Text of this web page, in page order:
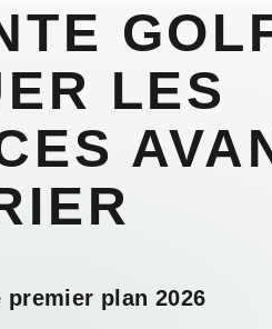
LES
premier plan 2026